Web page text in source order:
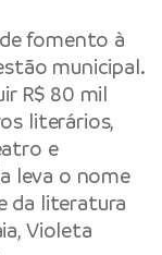
fomento à
municipal.
R$ 80 mil
literários,
e
leva o nome
da literatura
Violeta